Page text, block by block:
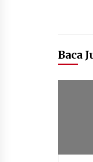
Baca